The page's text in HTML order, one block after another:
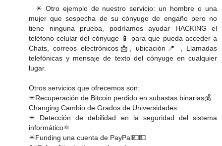
✴️ Otro ejemplo de nuestro servicio: un hombre o una
mujer que sospecha de su cónyuge de engaño pero no
tiene ninguna prueba, podríamos ayudar HACKING el
teléfono celular del cónyuge 📱 para que pueda acceder a
Chats, correos electrónicos📩, ubicación📍 , Llamadas
telefónicas y mensaje de texto del cónyuge en cualquier
lugar.
Otros servicios que ofrecemos son:
✴️Recuperación de Bitcoin perdido en subastas binarias💰
Changing️ Cambio de Grados de Universidades.
✴️ Detección de debilidad en la seguridad del sistema
informático⚛️
✴️Funding una cuenta de PayPal💷💵